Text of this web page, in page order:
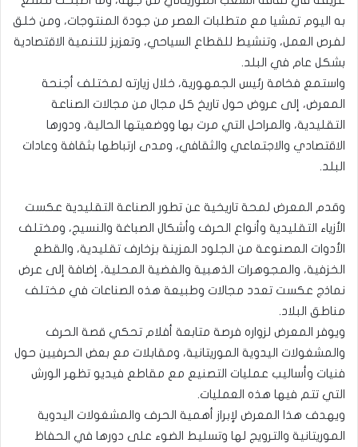
به اليوم تمشيا مع متطلبات العصر من جودة المنتوجات، ومن خلق
لفرص العمل، وتنشيط للقطاع السياحي، وتعزيز للتنمية الاقتصادية
بشكل عام في البلد.
واستمع فخامة رئيس الجمهورية، خلال زيارته لمختلف أجنحة
المعرض، إلى عروض حول تاريخ كل مجال من مجالات الصناعة
التقليدية، والمراحل التي مرت بها ووضعيتها الحالية، ودورها
الاقتصادي والاجتماعي والثقافي، ومدى ارتباطها بثقافة وعادات
البلد.
وقدم المعرض لمحة تاريخية عن تطور الصناعة التقليدية عكست
الأزياء التقليدية وأنواع الحرف وأشكال الصباغة والنسيج، ومختلف
الأدوات المصنوعة من الجلود المزينة بزخارف تقليدية، والقطع
الخزفية، والمجوهرات الذهبية والفضية المحلية، إضافة إلى عرض
نماذج عكست تعدد مجالات وطبيعة هذه الصناعات في مختلف
مناطق البلاد.
ويوفر المعرض لزواره فرصة متابعة أفلام تحكي قصة الحرف
والمشغولات اليدوية الموريتانية، ومقابلات مع بعض الحرفيين حول
فنيات وأساليب عمليات التصنيع مع مقاطع فيديو تظهر الورش
التي تتم فيها هذه العمليات.
ويهدف هذا المعرض لإبراز أهمية الحرف والمشغولات اليدوية
الموريتانية والترويج لها وتسليط الضوء على دورها في الحفاظ